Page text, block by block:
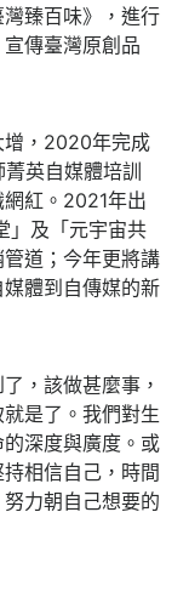
臻百味》，進行
傳臺灣原創品
，2020年完成
英自媒體培訓
紅。2021年出
」及「元宇宙共
道；今年更將講
體到自傳媒的新
，該做甚麼事，
是了。我們對生
深度與廣度。或
相信自己，時間
力朝自己想要的